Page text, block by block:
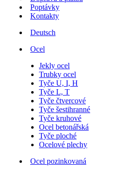
Poptávky
Kontakty
Deutsch
Ocel
Jekly ocel
Trubky ocel
Tyče U, I, H
Tyče L, T
Tyče čtvercové
Tyče šestihranné
Tyče kruhové
Ocel betonářská
Tyče ploché
Ocelové plechy
Ocel pozinkovaná